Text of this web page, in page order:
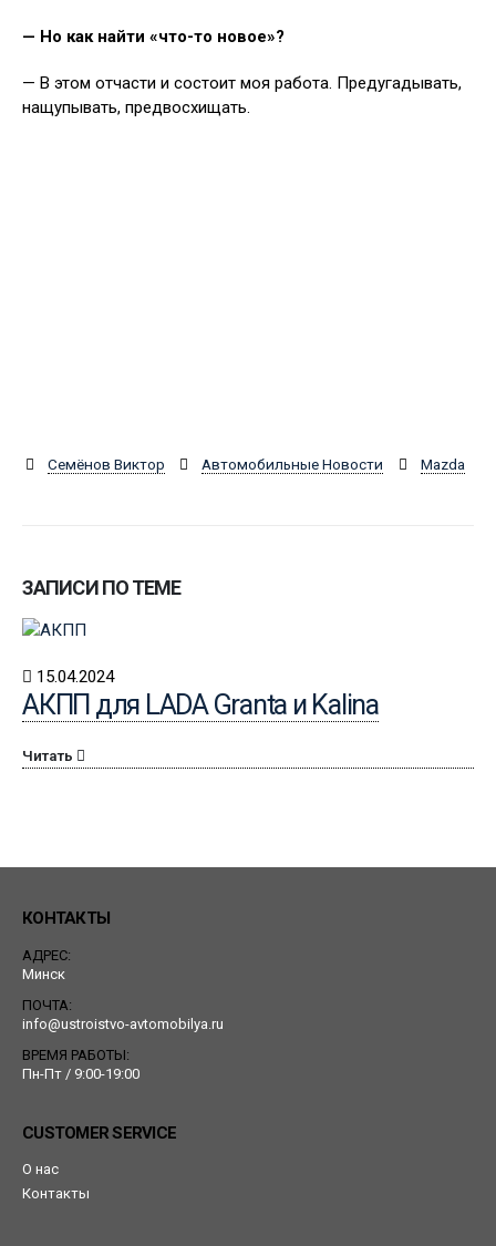
— Но как найти «что-то новое»?
— В этом отчасти и состоит моя работа. Предугадывать,
нащупывать, предвосхищать.
Семёнов Виктор Автомобильные Новости Mazda
ЗАПИСИ ПО ТЕМЕ
15.04.2024
АКПП для LADA Granta и Kalina
Читать
КОНТАКТЫ
АДРЕС:
Минск
ПОЧТА:
info@ustroistvo-avtomobilya.ru
ВРЕМЯ РАБОТЫ:
Пн-Пт / 9:00-19:00
CUSTOMER SERVICE
О нас
Контакты